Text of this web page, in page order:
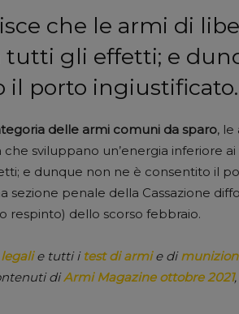
che le armi di
tutti gli effetti; e
il porto ingiustificato.
delle armi comuni da sparo, le
sviluppano un’energia inferiore ai
e dunque non ne è consentito il
sezione penale della Cassazione
respinto) dello scorso febbraio.
legalie tutti i test di armie di
diArmi Magazine ottobre 2021